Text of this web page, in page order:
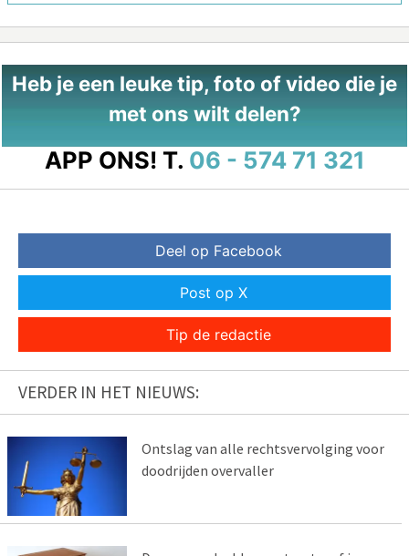
Heb je een leuke tip, foto of video die je
met ons wilt delen?
APP ONS! T. 06 - 574 71 321
Deel op Facebook
Post op X
Tip de redactie
VERDER IN HET NIEUWS:
Ontslag van alle rechtsvervolging voor
doodrijden overvaller